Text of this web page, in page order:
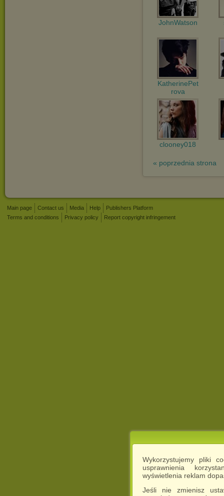
Wykorzystujemy pliki
usprawnienia
wyświetlenia reklam
Jeśli nie zmienisz
JohnWatson
KatherinePet
rova
clooney018
« poprzednia strona
Main page Contact us Media Help
Publishers Platform
Terms and conditions
Privacy policy Report copyright infringement